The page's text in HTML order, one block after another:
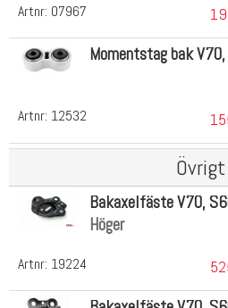
Artnr: 07967
Artnr: 12532
Momentstag bak
Övrigt
Artnr: 19224
Bakaxelfäste V70,
Höger